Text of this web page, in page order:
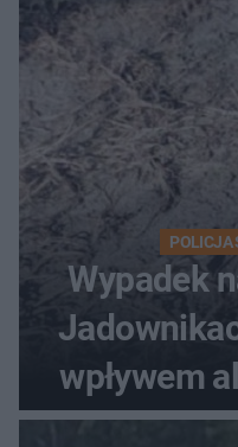
POLICJA
Wypadek
wpływem